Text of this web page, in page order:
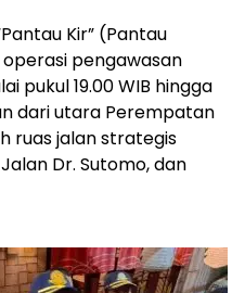
Kir” (Pantau
pengawasan
pukul 19.00 WIB hingga
dari utara Perempatan
ruas jalan strategis
Dr. Sutomo, dan